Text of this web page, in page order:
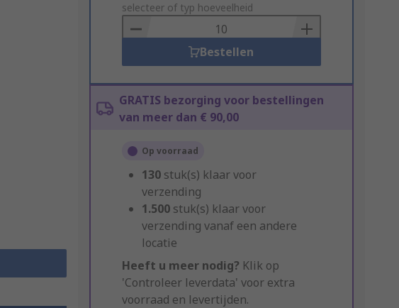
to
Basket
selecteer of typ hoeveelheid
Bestellen
GRATIS bezorging voor bestellingen
van meer dan € 90,00
Op voorraad
130 stuk(s) klaar voor
verzending
1.500 stuk(s) klaar voor
verzending vanaf een andere
locatie
Heeft u meer nodig? Klik op
'Controleer leverdata' voor extra
voorraad en levertijden.